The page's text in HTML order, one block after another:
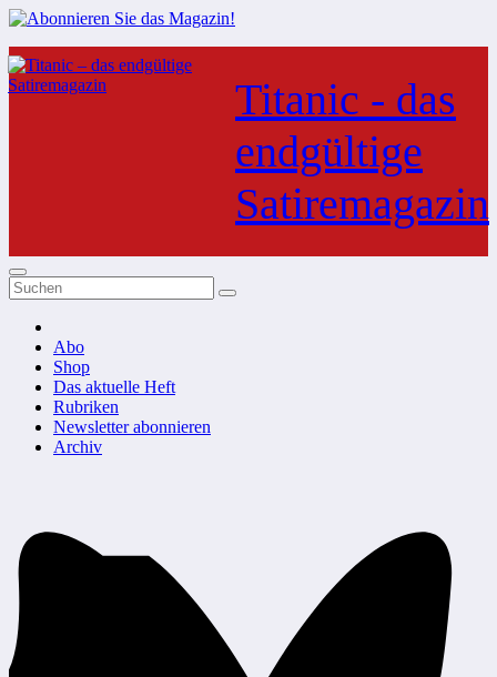
Zum
Inhalt
springen
Titanic - das
endgültige
Satiremagazin
Abo
Shop
Das aktuelle Heft
Rubriken
Newsletter abonnieren
Archiv